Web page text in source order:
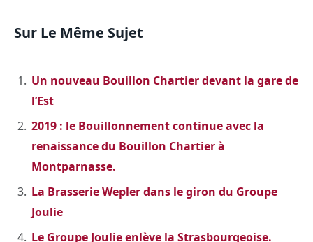
Sur Le Même Sujet
Un nouveau Bouillon Chartier devant la gare de
l’Est
2019 : le Bouillonnement continue avec la
renaissance du Bouillon Chartier à
Montparnasse.
La Brasserie Wepler dans le giron du Groupe
Joulie
Le Groupe Joulie enlève la Strasbourgeoise.